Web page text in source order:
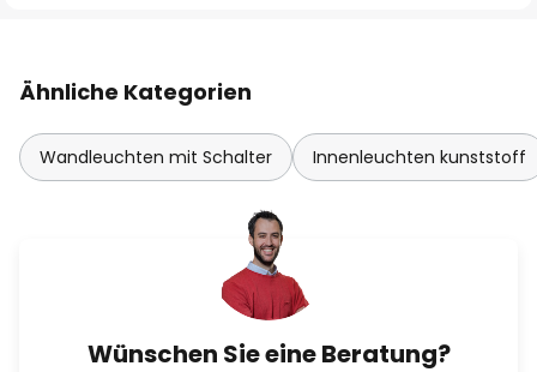
Ähnliche Kategorien
Wandleuchten mit Schalter Innenleuchten kunststoff
Wünschen Sie eine Beratung?